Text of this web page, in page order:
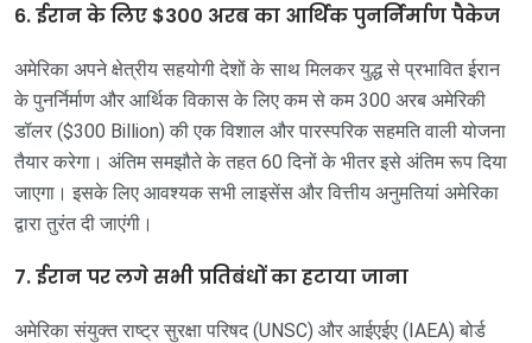
6. ईरान के लिए $300 अरब का आर्थिक पुनर्निर्माण पैकेज
अमेरिका अपने क्षेत्रीय सहयोगी देशों के साथ मिलकर युद्ध से प्रभावित ईरान
के पुनर्निर्माण और आर्थिक विकास के लिए कम से कम 300 अरब अमेरिकी
डॉलर ($300 Billion) की एक विशाल और पारस्परिक सहमति वाली योजना
तैयार करेगा। अंतिम समझौते के तहत 60 दिनों के भीतर इसे अंतिम रूप दिया
जाएगा। इसके लिए आवश्यक सभी लाइसेंस और वित्तीय अनुमतियां अमेरिका
द्वारा तुरंत दी जाएंगी।
7. ईरान पर लगे सभी प्रतिबंधों का हटाया जाना
अमेरिका संयुक्त राष्ट्र सुरक्षा परिषद (UNSC) और आईएईए (IAEA) बोर्ड